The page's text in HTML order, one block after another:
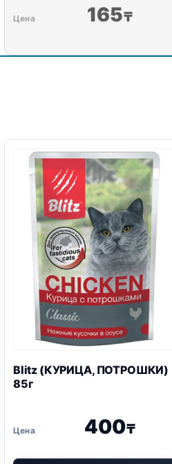
165₸
Blitz (КУРИЦА, ПОТРОШКИ)
85г
400₸